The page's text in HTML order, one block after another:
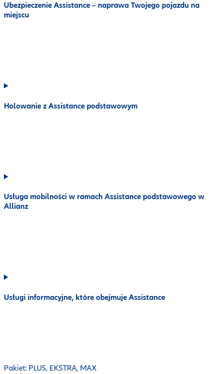
Ubezpieczenie Assistance – naprawa Twojego pojazdu na
miejscu
Holowanie z Assistance podstawowym
Usługa mobilności w ramach Assistance podstawowego w
Allianz
Usługi informacyjne, które obejmuje Assistance
Pakiet: PLUS, EKSTRA, MAX